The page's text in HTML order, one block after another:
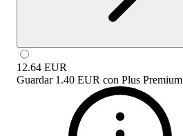
12.64 EUR
Guardar 1.40 EUR con Plus Premium